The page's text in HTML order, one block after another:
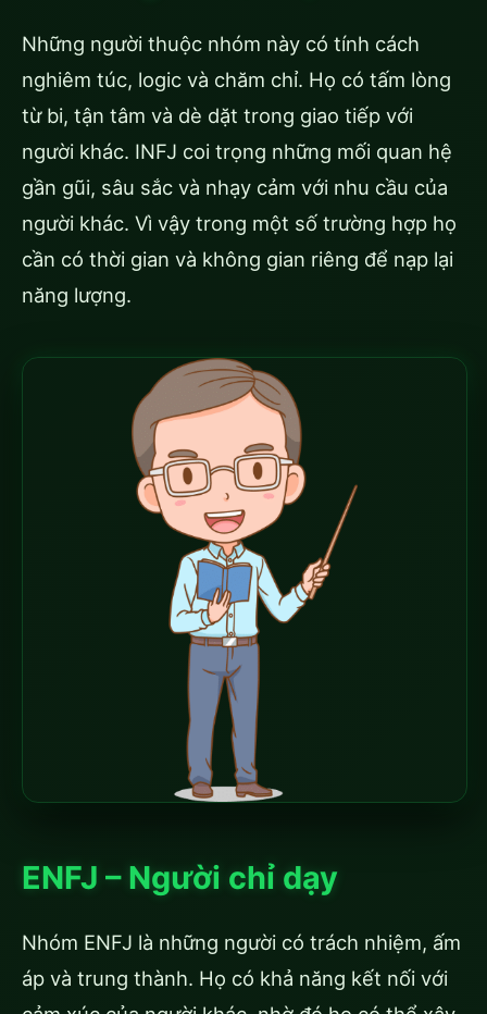
Những người thuộc nhóm này có tính cách
nghiêm túc, logic và chăm chỉ. Họ có tấm lòng
từ bi, tận tâm và dè dặt trong giao tiếp với
người khác. INFJ coi trọng những mối quan hệ
gần gũi, sâu sắc và nhạy cảm với nhu cầu của
người khác. Vì vậy trong một số trường hợp họ
cần có thời gian và không gian riêng để nạp lại
năng lượng.
ENFJ – Người chỉ dạy
Nhóm ENFJ là những người có trách nhiệm, ấm
áp và trung thành. Họ có khả năng kết nối với